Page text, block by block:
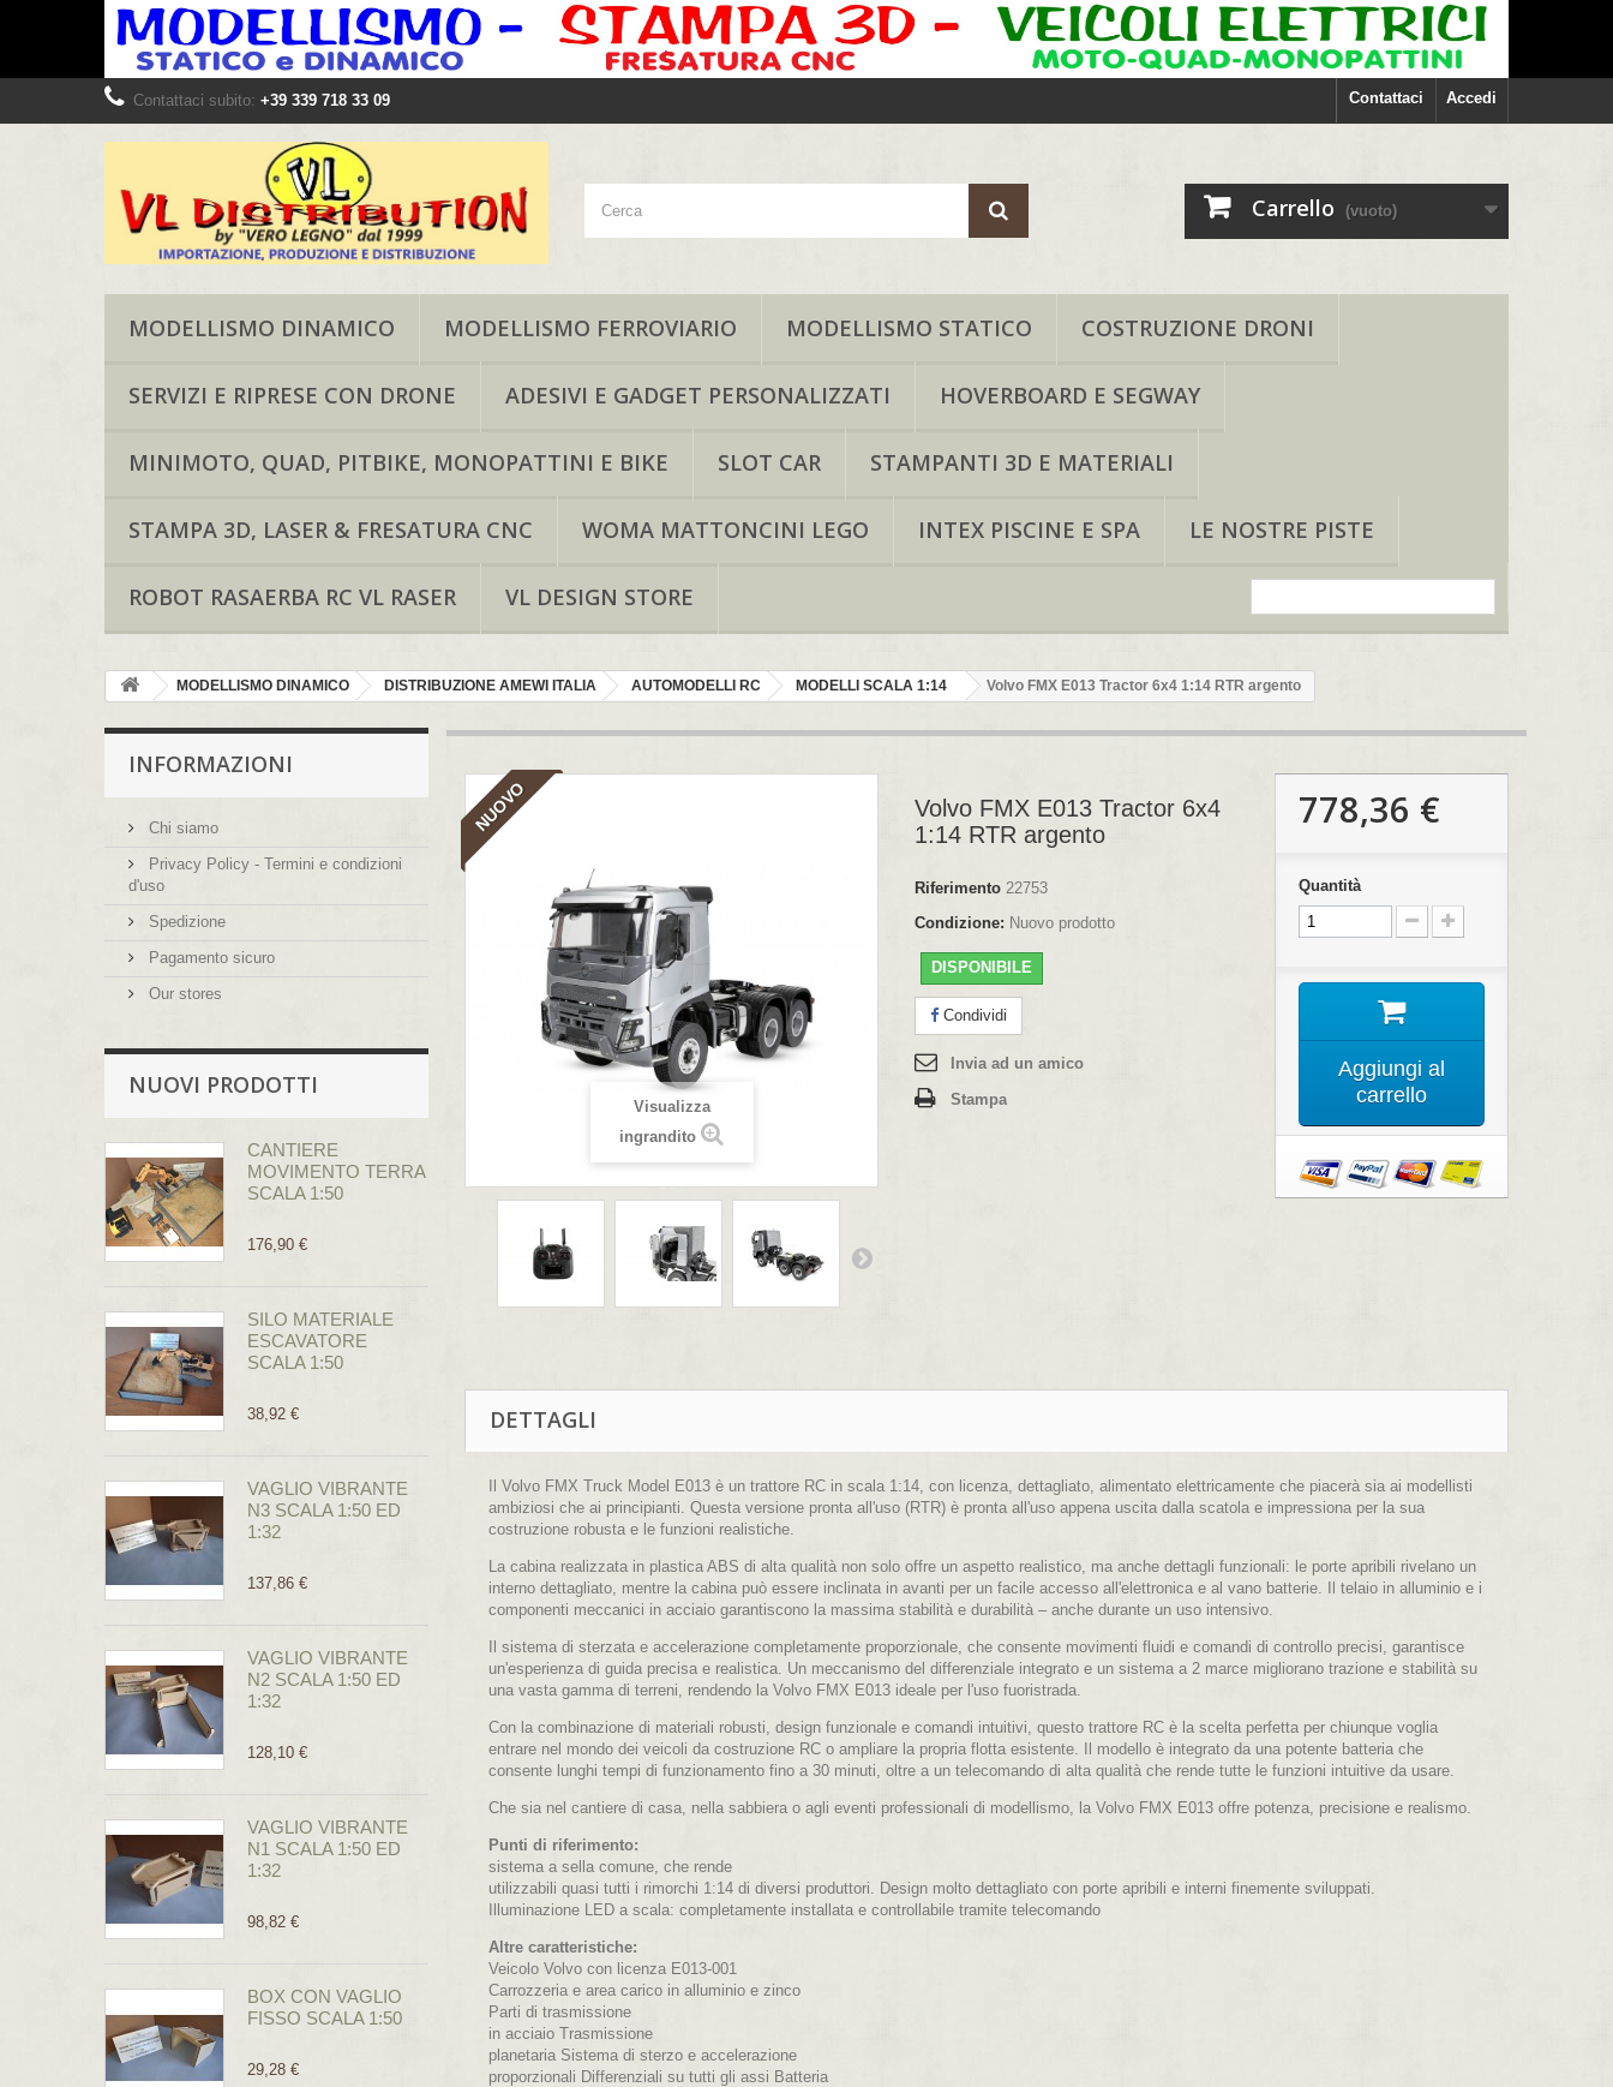
Accedi
Contattaci
Contattaci subito: +39 339 718 33 09
Carrello (vuoto)
MODELLISMO DINAMICO MODELLISMO FERROVIARIO MODELLISMO STATICO COSTRUZIONE DRONI
SERVIZI E RIPRESE CON DRONE ADESIVI E GADGET PERSONALIZZATI HOVERBOARD E SEGWAY
MINIMOTO, QUAD, PITBIKE, MONOPATTINI E BIKE SLOT CAR STAMPANTI 3D E MATERIALI
STAMPA 3D, LASER & FRESATURA CNC WOMA MATTONCINI LEGO INTEX PISCINE E SPA LE NOSTRE PISTE
ROBOT RASAERBA RC VL RASER VL DESIGN STORE
MODELLISMO DINAMICO DISTRIBUZIONE AMEWI ITALIA AUTOMODELLI RC MODELLI SCALA 1:14 Volvo FMX E013 Tractor 6x4 1:14 RTR argento
INFORMAZIONI
Chi siamo
Privacy Policy - Termini e condizioni
d'uso
Spedizione
Pagamento sicuro
Our stores
NUOVI PRODOTTI
CANTIERE
MOVIMENTO TERRA
SCALA 1:50
176,90 €
SILO MATERIALE
ESCAVATORE
SCALA 1:50
38,92 €
VAGLIO VIBRANTE
N3 SCALA 1:50 ED
1:32
137,86 €
VAGLIO VIBRANTE
N2 SCALA 1:50 ED
1:32
128,10 €
VAGLIO VIBRANTE
N1 SCALA 1:50 ED
1:32
98,82 €
BOX CON VAGLIO
FISSO SCALA 1:50
29,28 €
NUOVO
Visualizza
ingrandito
Volvo FMX E013 Tractor 6x4
1:14 RTR argento
Riferimento 22753
Condizione: Nuovo prodotto
DISPONIBILE
Condividi
Invia ad un amico
Stampa
778,36 €
Quantità
Aggiungi al
carrello
DETTAGLI
Il Volvo FMX Truck Model E013 è un trattore RC in scala 1:14, con licenza, dettagliato, alimentato elettricamente che piacerà sia ai modellisti
ambiziosi che ai principianti. Questa versione pronta all'uso (RTR) è pronta all'uso appena uscita dalla scatola e impressiona per la sua
costruzione robusta e le funzioni realistiche.
La cabina realizzata in plastica ABS di alta qualità non solo offre un aspetto realistico, ma anche dettagli funzionali: le porte apribili rivelano un
interno dettagliato, mentre la cabina può essere inclinata in avanti per un facile accesso all'elettronica e al vano batterie. Il telaio in alluminio e i
componenti meccanici in acciaio garantiscono la massima stabilità e durabilità – anche durante un uso intensivo.
Il sistema di sterzata e accelerazione completamente proporzionale, che consente movimenti fluidi e comandi di controllo precisi, garantisce
un'esperienza di guida precisa e realistica. Un meccanismo del differenziale integrato e un sistema a 2 marce migliorano trazione e stabilità su
una vasta gamma di terreni, rendendo la Volvo FMX E013 ideale per l'uso fuoristrada.
Con la combinazione di materiali robusti, design funzionale e comandi intuitivi, questo trattore RC è la scelta perfetta per chiunque voglia
entrare nel mondo dei veicoli da costruzione RC o ampliare la propria flotta esistente. Il modello è integrato da una potente batteria che
consente lunghi tempi di funzionamento fino a 30 minuti, oltre a un telecomando di alta qualità che rende tutte le funzioni intuitive da usare.
Che sia nel cantiere di casa, nella sabbiera o agli eventi professionali di modellismo, la Volvo FMX E013 offre potenza, precisione e realismo.
Punti di riferimento:
sistema a sella comune, che rende
utilizzabili quasi tutti i rimorchi 1:14 di diversi produttori. Design molto dettagliato con porte apribili e interni finemente sviluppati.
Illuminazione LED a scala: completamente installata e controllabile tramite telecomando
Altre caratteristiche:
Veicolo Volvo con licenza E013-001
Carrozzeria e area carico in alluminio e zinco
Parti di trasmissione
in acciaio Trasmissione
planetaria Sistema di sterzo e accelerazione
proporzionali Differenziali su tutti gli assi Batteria